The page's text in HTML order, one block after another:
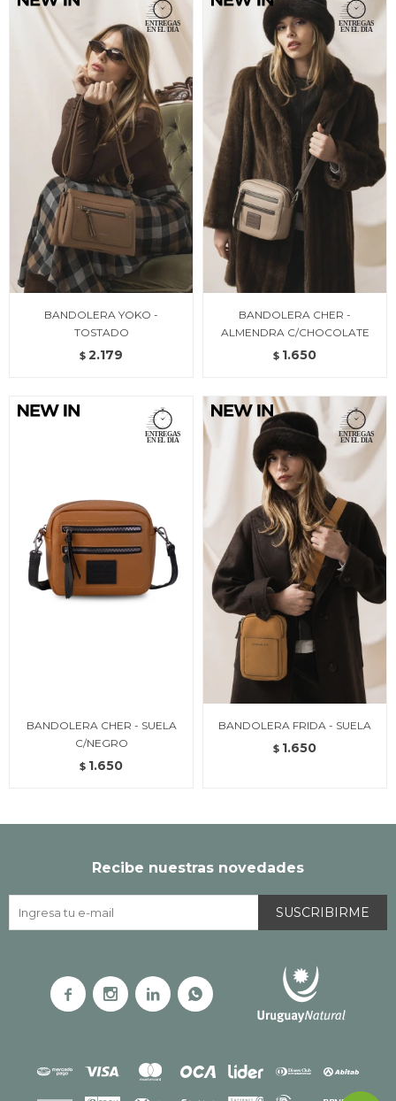
BANDOLERA YOKO -
TOSTADO
$ 2.179
BANDOLERA CHER -
ALMENDRA C/CHOCOLATE
$ 1.650
BANDOLERA CHER - SUELA
C/NEGRO
$ 1.650
BANDOLERA FRIDA - SUELA
$ 1.650
Recibe nuestras novedades
SUSCRIBIRME
   